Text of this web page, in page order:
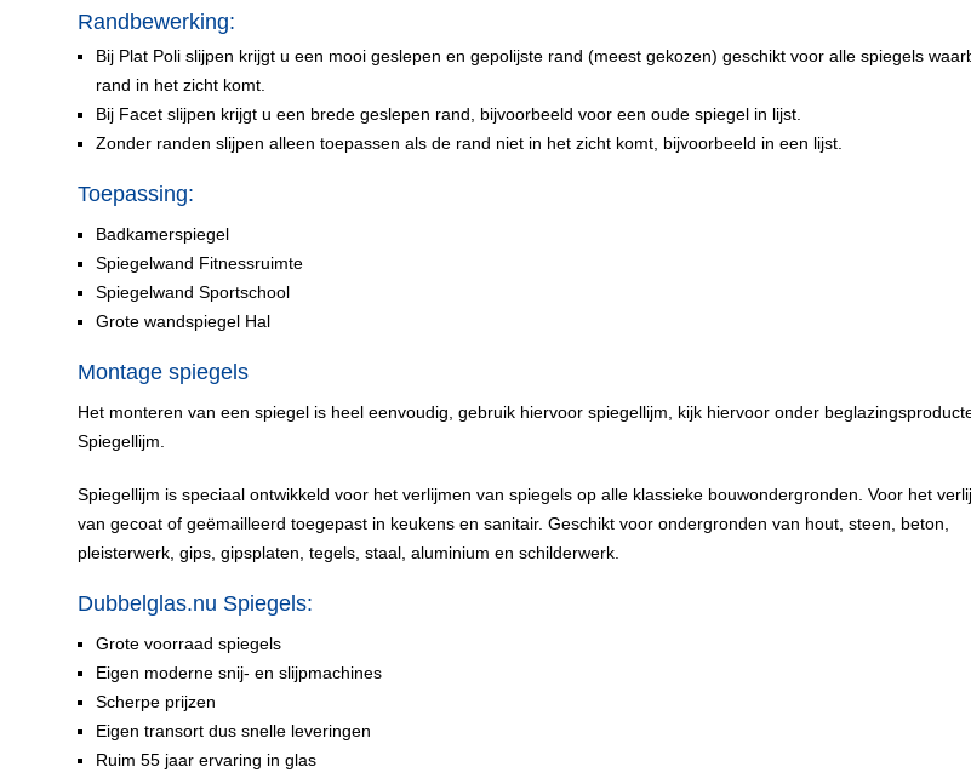
Randbewerking:
Bij Plat Poli slijpen krijgt u een mooi geslepen en gepolijste rand (meest gekozen) geschikt voor alle spiegels
rand in het zicht komt.
Bij Facet slijpen krijgt u een brede geslepen rand, bijvoorbeeld voor een oude spiegel in lijst.
Zonder randen slijpen alleen toepassen als de rand niet in het zicht komt, bijvoorbeeld in een lijst.
Toepassing:
Badkamerspiegel
Spiegelwand Fitnessruimte
Spiegelwand Sportschool
Grote wandspiegel Hal
Montage spiegels
Het monteren van een spiegel is heel eenvoudig, gebruik hiervoor spiegellijm, kijk hiervoor onder
Spiegellijm.
Spiegellijm is speciaal ontwikkeld voor het verlijmen van spiegels op alle klassieke bouwondergronden. Voor het
van gecoat of geëmailleerd toegepast in keukens en sanitair. Geschikt voor ondergronden van hout, steen, beton,
pleisterwerk, gips, gipsplaten, tegels, staal, aluminium en schilderwerk.
Dubbelglas.nu Spiegels:
Grote voorraad spiegels
Eigen moderne snij- en slijpmachines
Scherpe prijzen
Eigen transort dus snelle leveringen
Ruim 55 jaar ervaring in glas